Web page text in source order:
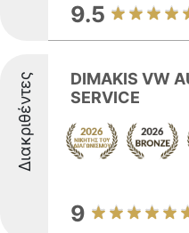
9.5
Διακριθέντες
DIMAKIS VW
SERVICE
9